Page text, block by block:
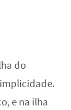
do
e na ilha